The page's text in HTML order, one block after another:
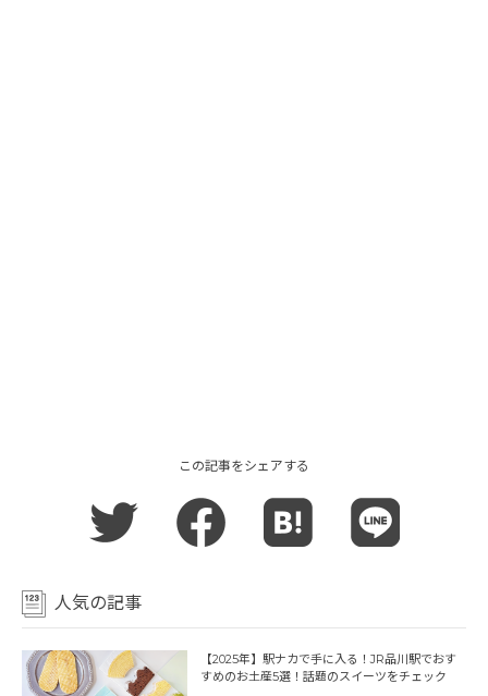
この記事をシェアする
人気の記事
【2025年】駅ナカで手に入る！JR品川駅でおす
すめのお土産5選！話題のスイーツをチェック